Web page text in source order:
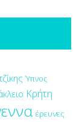
Ύπνος
Κρήτη
έρευνες